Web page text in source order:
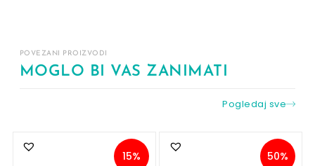
POVEZANI PROIZVODI
MOGLO BI VAS ZANIMATI
Pogledaj sve
15% 50%